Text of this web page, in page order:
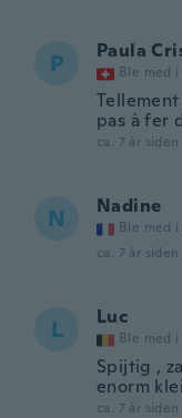
P Paula
Ble med i
pas à fer
ca. 7 år siden
N Nadine
Ble med i
ca. 7 år siden
L Luc
Ble med i
Spijtig ,
enorm
ca. 7 år siden